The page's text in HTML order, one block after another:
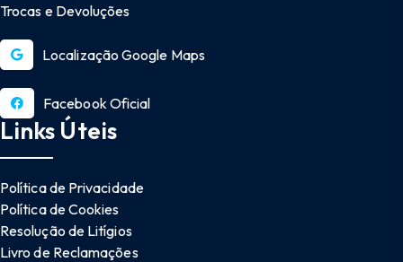
Trocas e Devoluções
Localização Google Maps
Facebook Oficial
Links Úteis
Política de Privacidade
Política de Cookies
Resolução de Litígios
Livro de Reclamações